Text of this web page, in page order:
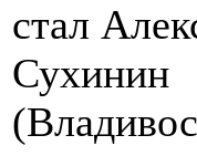
стал
Сухинин